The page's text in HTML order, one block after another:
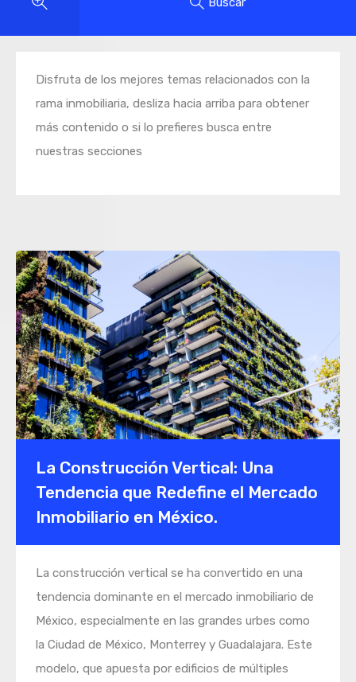
Disfruta de los mejores temas relacionados con la
rama inmobiliaria, desliza hacia arriba para obtener
más contenido o si lo prefieres busca entre
nuestras secciones
La Construcción Vertical: Una
Tendencia que Redefine el Mercado
Inmobiliario en México.
La construcción vertical se ha convertido en una
tendencia dominante en el mercado inmobiliario de
México, especialmente en las grandes urbes como
la Ciudad de México, Monterrey y Guadalajara. Este
modelo, que apuesta por edificios de múltiples